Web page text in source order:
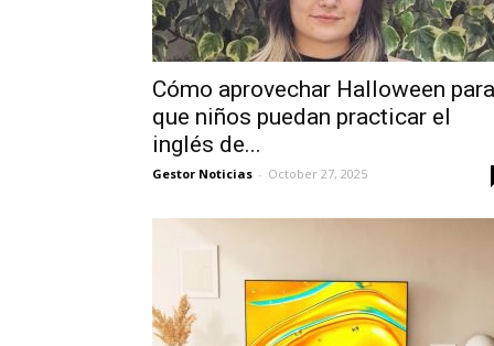
Cómo aprovechar Halloween para
que niños puedan practicar el
inglés de...
Gestor Noticias - October 27, 2025